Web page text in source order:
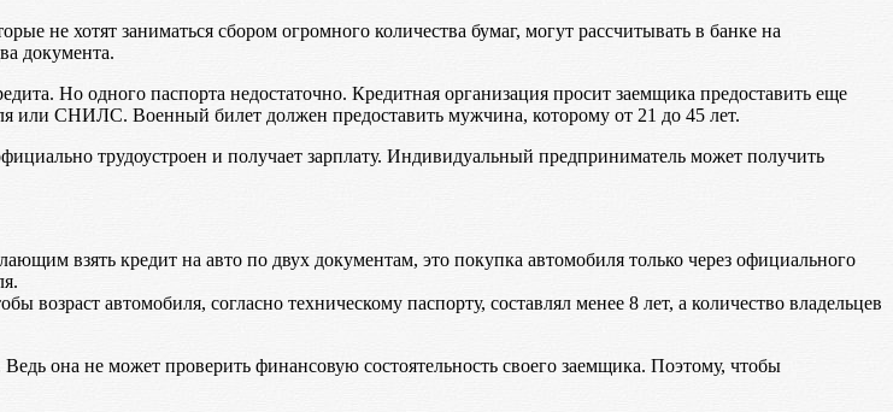
не хотят заниматься сбором огромного количества бумаг, могут рассчитывать в банке на
документа.
Но одного паспорта недостаточно. Кредитная организация просит заемщика предоставить еще
или СНИЛС. Военный билет должен предоставить мужчина, которому от 21 до 45 лет.
трудоустроен и получает зарплату. Индивидуальный предприниматель может получить
взять кредит на авто по двух документам, это покупка автомобиля только через официального
возраст автомобиля, согласно техническому паспорту, составлял менее 8 лет, а количество владельцев
она не может проверить финансовую состоятельность своего заемщика. Поэтому, чтобы